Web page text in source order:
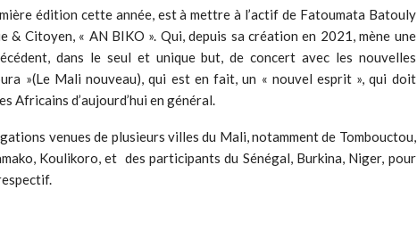
édition cette année, est à mettre à l’actif de Fatoumata Batouly
& Citoyen, « AN BIKO ». Qui, depuis sa création en 2021, mène une
dans le seul et unique but, de concert avec les nouvelles
»(Le Mali nouveau), qui est en fait, un « nouvel esprit », qui doit
Africains d’aujourd’hui en général.
venues de plusieurs villes du Mali, notamment de Tombouctou,
Koulikoro, et des participants du Sénégal, Burkina, Niger, pour